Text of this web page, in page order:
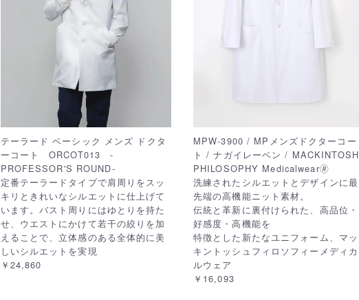
テーラード ベーシック メンズ ドクタ
ーコート ORCOT013 -
PROFESSOR'S ROUND-
定番テーラードタイプで肩周りをスッ
キリときれいなシルエットに仕上げて
います。バスト周りにはゆとりを持た
せ、ウエストにかけて若干の絞りを加
えることで、立体感のある全体的に美
しいシルエットを実現
￥24,860
MPW-3900 / MPメンズドクターコー
ト / ナガイレーベン / MACKINTOSH
PHILOSOPHY Medicalwear🄬
洗練されたシルエットとデザインに最
先端の高機能ニット素材。
伝統と革新に裏付けられた、高品位・
好感度・高機能を
特徴とした新たなユニフォーム、マッ
キントッシュフィロソフィーメディカ
ルウェア
￥16,093